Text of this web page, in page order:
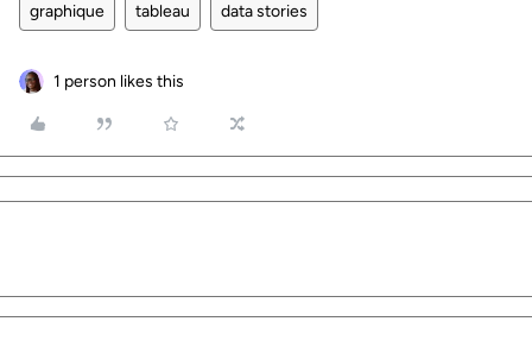
graphique tableau data stories
1 person likes this